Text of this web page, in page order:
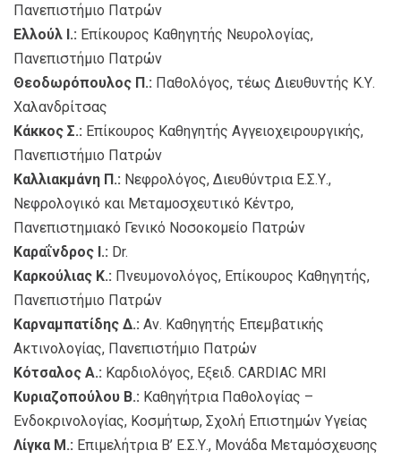
Πανεπιστήμιο Πατρών
Ελλούλ Ι.: Επίκουρος Καθηγητής Νευρολογίας,
Πανεπιστήμιο Πατρών
Θεοδωρόπουλος Π.: Παθολόγος, τέως Διευθυντής Κ.Υ.
Χαλανδρίτσας
Κάκκος Σ.: Επίκουρος Καθηγητής Αγγειοχειρουργικής,
Πανεπιστήμιο Πατρών
Καλλιακμάνη Π.: Νεφρολόγος, Διευθύντρια Ε.Σ.Υ.,
Νεφρολογικό και Μεταμοσχευτικό Κέντρο,
Πανεπιστημιακό Γενικό Νοσοκομείο Πατρών
Καραΐνδρος Ι.: Dr.
Καρκούλιας Κ.: Πνευμονολόγος, Επίκουρος Καθηγητής,
Πανεπιστήμιο Πατρών
Καρναμπατίδης Δ.: Αν. Καθηγητής Επεμβατικής
Ακτινολογίας, Πανεπιστήμιο Πατρών
Κότσαλος Α.: Καρδιολόγος, Εξειδ. CARDIAC MRI
Κυριαζοπούλου Β.: Καθηγήτρια Παθολογίας –
Ενδοκρινολογίας, Κοσμήτωρ, Σχολή Επιστημών Υγείας
Λίγκα Μ.: Επιμελήτρια Β’ Ε.Σ.Υ., Μονάδα Μεταμόσχευσης